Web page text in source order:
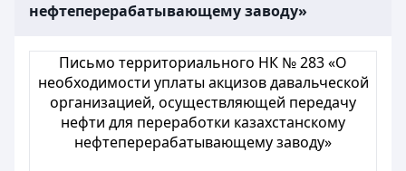
нефтеперерабатывающему заводу»
Письмо территориального НК № 283 «О
необходимости уплаты акцизов давальческой
организацией, осуществляющей передачу
нефти для переработки казахстанскому
нефтеперерабатывающему заводу»